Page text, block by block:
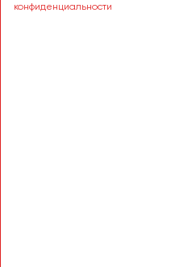
конфиденциальности